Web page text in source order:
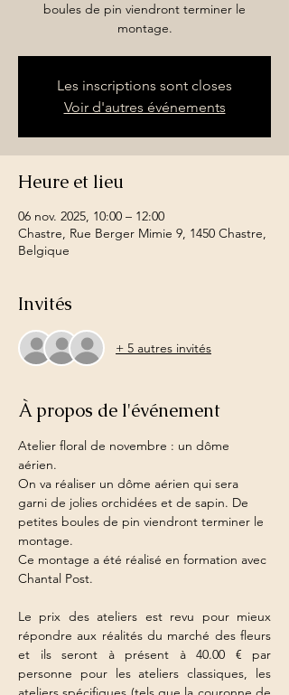
boules de pin viendront terminer le
montage.
Les inscriptions sont closes
Voir d'autres événements
Heure et lieu
06 nov. 2025, 10:00 – 12:00
Chastre, Rue Berger Mimie 9, 1450 Chastre,
Belgique
Invités
+ 5 autres invités
À propos de l'événement
Atelier floral de novembre : un dôme
aérien.
On va réaliser un dôme aérien qui sera
garni de jolies orchidées et de sapin. De
petites boules de pin viendront terminer le
montage.
Ce montage a été réalisé en formation avec
Chantal Post.
Le prix des ateliers est revu pour mieux
répondre aux réalités du marché des fleurs
et ils seront à présent à 40.00 € par
personne pour les ateliers classiques, les